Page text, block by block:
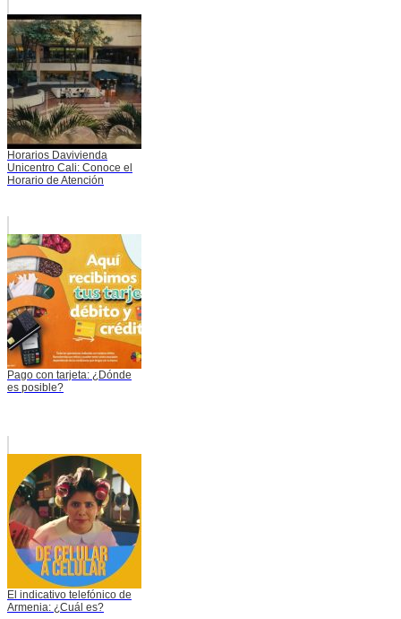
Horarios Davivienda
Unicentro Cali: Conoce el
Horario de Atención
Pago con tarjeta: ¿Dónde
es posible?
El indicativo telefónico de
Armenia: ¿Cuál es?